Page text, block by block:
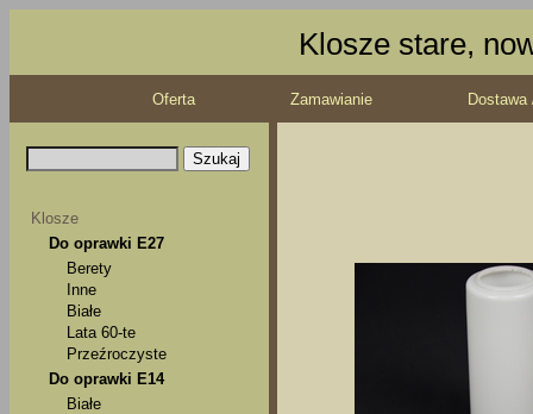
Klosze stare,
Oferta Zamawianie
Klosze
Do oprawki E27
Berety
Inne
Białe
Lata 60-te
Przeźroczyste
Do oprawki E14
Białe